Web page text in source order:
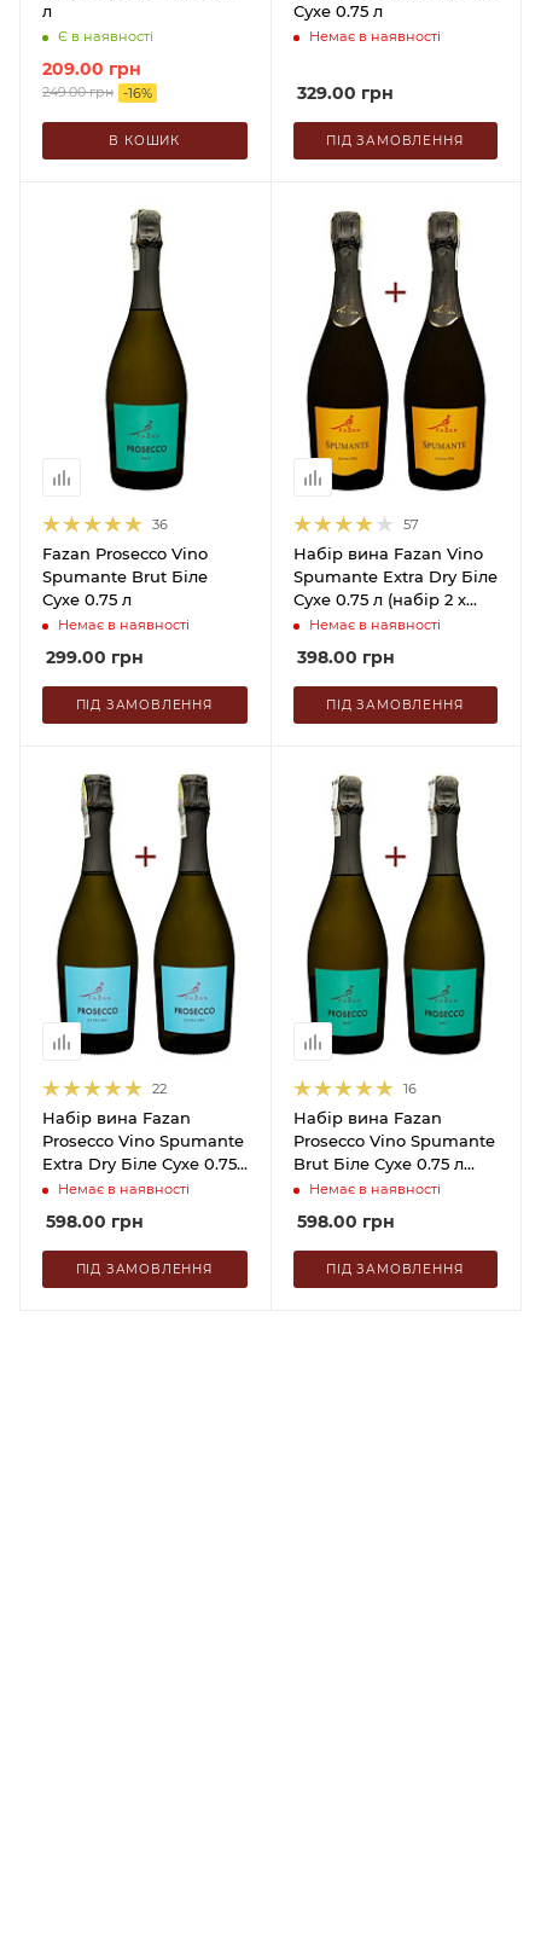
л
Є в наявності
209.00 грн
249.00грн -16%
В КОШИК
Сухе 0.75 л
Немає в наявності
329.00 грн
ПІД ЗАМОВЛЕННЯ
36
Fazan Prosecco Vino
Spumante Brut Біле
Сухе 0.75 л
Немає в наявності
299.00 грн
ПІД ЗАМОВЛЕННЯ
57
Набір вина Fazan Vino
Spumante Extra Dry Біле
Сухе 0.75 л (набір 2 х
0.75 л)
Немає в наявності
398.00 грн
ПІД ЗАМОВЛЕННЯ
22
Набір вина Fazan
Prosecco Vino Spumante
Extra Dry Біле Сухе 0.75
л (набір 2 х 0.75 л)
Немає в наявності
598.00 грн
ПІД ЗАМОВЛЕННЯ
16
Набір вина Fazan
Prosecco Vino Spumante
Brut Біле Сухе 0.75 л
(набір 2 х 0.75 л)
Немає в наявності
598.00 грн
ПІД ЗАМОВЛЕННЯ